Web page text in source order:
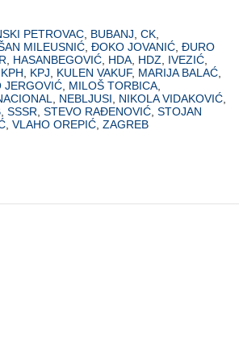
PETROVAC, BUBANJ, CK,
MILEUSNIĆ, ĐOKO JOVANIĆ, ĐURO
, HASANBEGOVIĆ, HDA, HDZ, IVEZIĆ,
KPH, KPJ, KULEN VAKUF, MARIJA BALAĆ,
JERGOVIĆ, MILOŠ TORBICA,
, NEBLJUSI, NIKOLA VIDAKOVIĆ,
, SSSR, STEVO RAĐENOVIĆ, STOJAN
, VLAHO OREPIĆ, ZAGREB